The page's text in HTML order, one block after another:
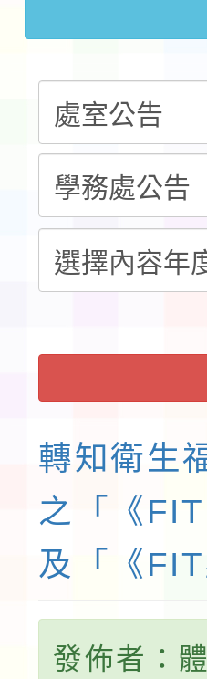
第3次招
告(不再
檢送「
賽實施
本市「
程安排一
「桃園
展演活
請一案
轉知衛生
之「《
及「《
發佈者：